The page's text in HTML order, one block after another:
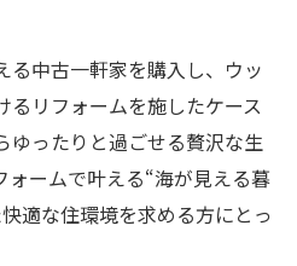
る中古一軒家を購入し、ウッ
るリフォームを施したケース
ゆったりと過ごせる贅沢な生
ォームで叶える“海が見える暮
適な住環境を求める方にとっ